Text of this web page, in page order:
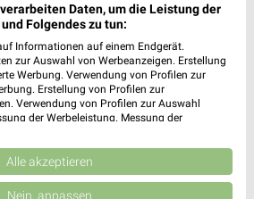
family Zwickau
Straße 3
- 19:00 Uhr | Öffnet in 4 Min.
St. Egidien
Daten, um die Leistung der
Folgendes zu tun:
Informationen auf einem Endgerät.
zur Auswahl von Werbeanzeigen. Erstellung
Werbung. Verwendung von Profilen zur
Erstellung von Profilen zur
Verwendung von Profilen zur Auswahl
der Werbeleistung. Messung der
verschiedenen Quellen. Entwicklung und
Verwendung reduzierter Daten zur Auswahl
Union weitergegeben und in die
Alle akzeptieren
Nein, anpassen